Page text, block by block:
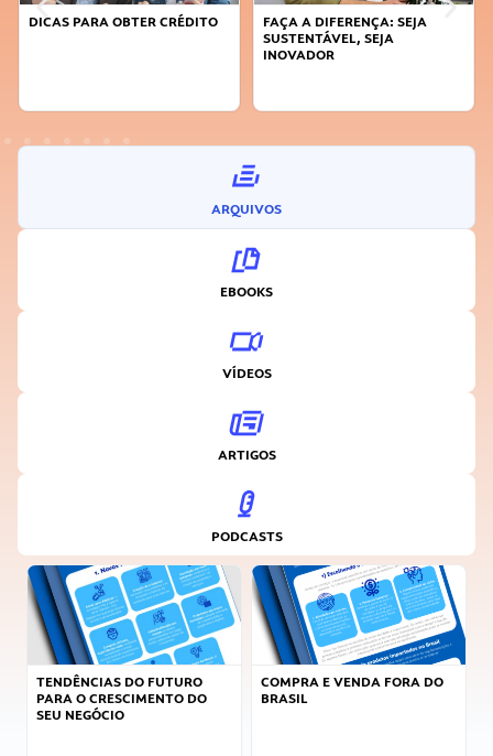
DICAS PARA OBTER CRÉDITO
FAÇA A DIFERENÇA: SEJA
SUSTENTÁVEL, SEJA
INOVADOR
ARQUIVOS
EBOOKS
VÍDEOS
ARTIGOS
PODCASTS
TENDÊNCIAS DO FUTURO
PARA O CRESCIMENTO DO
SEU NEGÓCIO
COMPRA E VENDA FORA DO
BRASIL